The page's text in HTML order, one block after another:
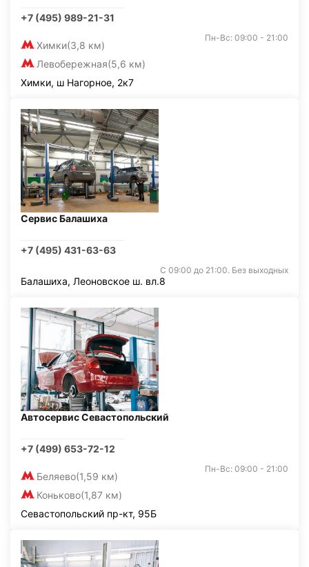
+7 (495) 989-21-31
Химки(3,8 км)
Левобережная(5,6 км)
Пн-Вс: 09:00 - 21:00
Химки, ш Нагорное, 2к7
Сервис Балашиха
+7 (495) 431-63-63
С 09:00 до 21:00. Без выходных
Балашиха, Леоновское ш. вл.8
Автосервис Севастопольский
+7 (499) 653-72-12
Беляево(1,59 км)
Коньково(1,87 км)
Пн-Вс: 09:00 - 21:00
Севастопольский пр-кт, 95Б